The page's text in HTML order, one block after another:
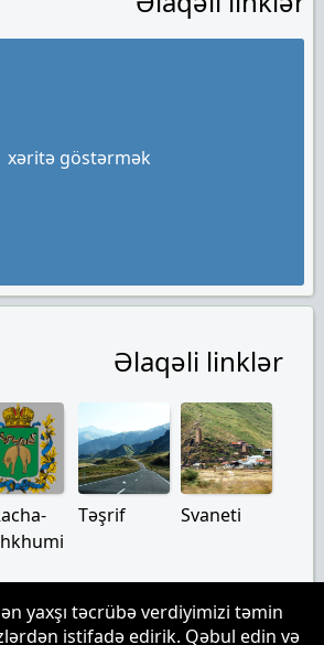
xəritə göstərmək
Əlaqəli linklər
Təşrif Svaneti
|əlaqə| Disclaimer
ən yaxşı təcrübə verdiyimizi təmin
istifadə edirik. Qəbul edin və